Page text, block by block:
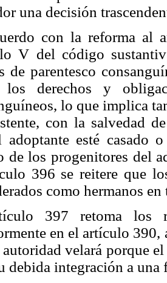
una decisión
con la reforma al
V del código
de parentesco
los derechos y
lo que implica
con la salvedad
adoptante esté casado
de los progenitores del
396 se reitere que
como hermanos
397 retoma los
en el artículo
velará porque
debida integración a una